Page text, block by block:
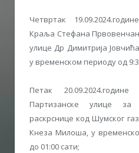
Четвртак
Краља Стефана
улице Др Димитрија
у временском периоду од
Петак
Партизанске улице
раскрснице код Шумског
Кнеза Милоша, у
до 01:00 сати;